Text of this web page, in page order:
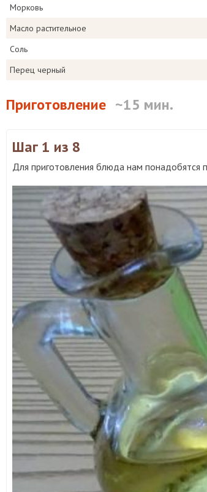
Морковь
Масло растительное
Соль
Перец черный
Приготовление ~15 мин.
Шаг 1 из 8
Для приготовления блюда нам понадобятся